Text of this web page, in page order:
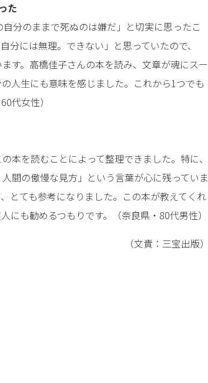
た
分のままで死ぬのは嫌だ」と切実に思ったこ
分には無理。できない」と思っていたので、
す。高橋佳子さんの本を読み、文章が魂にスー
人生にも意味を感じました。これから1つでも
代女性）
本を読むことによって整理できました。特に、
間の傲慢な見方」という言葉が心に残っていま
とても参考になりました。この本が教えてくれ
も勧めるつもりです。（奈良県・80代男性）
（文責：三宝出版）